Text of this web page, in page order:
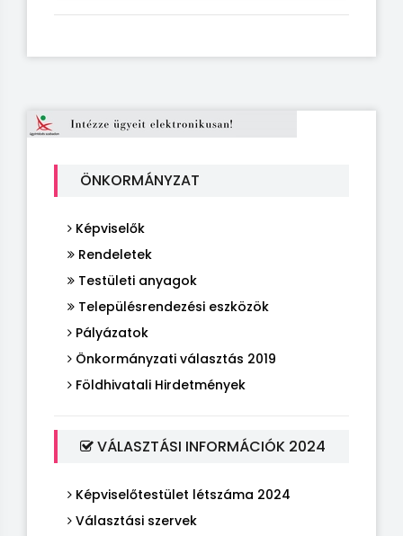
ÖNKORMÁNYZAT
Képviselők
Rendeletek
Testületi anyagok
Településrendezési eszközök
Pályázatok
Önkormányzati választás 2019
Földhivatali Hirdetmények
VÁLASZTÁSI INFORMÁCIÓK 2024
Képviselőtestület létszáma 2024
Választási szervek